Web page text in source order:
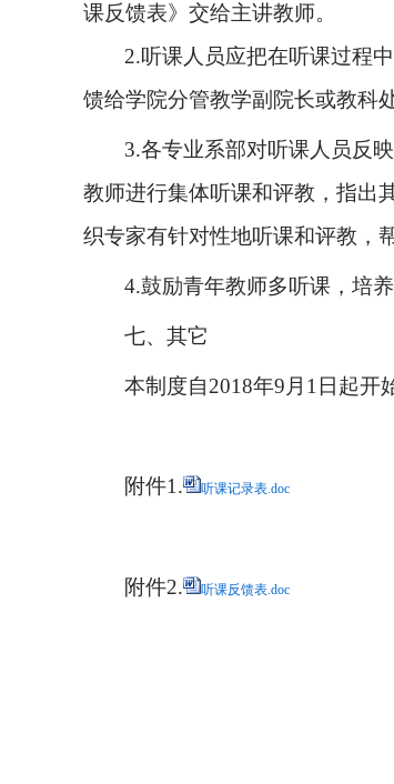
课反馈表》交给主讲教师。
2.听课人员应把在听课过程
馈给学院分管教学副院长或教科处
3.各专业系部对听课人员反
教师进行集体听课和评教，指出
织专家有针对性地听课和评教，
4.鼓励青年教师多听课，培
七、其它
本制度自2018年9月1日起开
附件1. 听课记录表.doc
附件2. 听课反馈表.doc